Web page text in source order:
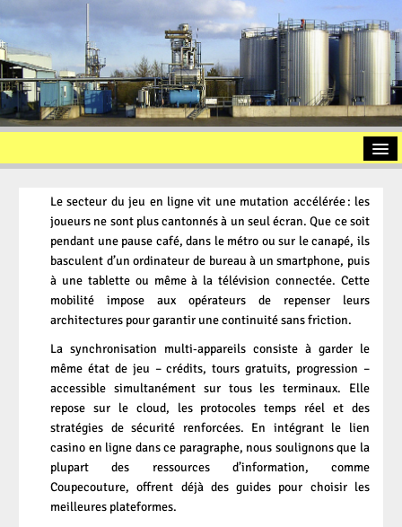
Introduction
Used Oil Recycling
Slop Oil
Oil Sludge
Contact / Approach
Imprint
Le secteur du jeu en ligne vit une mutation accélérée : les
joueurs ne sont plus cantonnés à un seul écran. Que ce soit
pendant une pause café, dans le métro ou sur le canapé, ils
basculent d’un ordinateur de bureau à un smartphone, puis
à une tablette ou même à la télévision connectée. Cette
mobilité impose aux opérateurs de repenser leurs
architectures pour garantir une continuité sans friction.
La synchronisation multi‑appareils consiste à garder le
même état de jeu – crédits, tours gratuits, progression –
accessible simultanément sur tous les terminaux. Elle
repose sur le cloud, les protocoles temps réel et des
stratégies de sécurité renforcées. En intégrant le lien
casino en ligne dans ce paragraphe, nous soulignons que la
plupart des ressources d’information, comme
Coupecouture, offrent déjà des guides pour choisir les
meilleures plateformes.